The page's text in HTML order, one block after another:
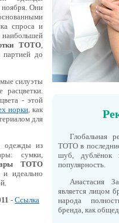
Они
спроса и
ТОТО,
до
силуэты
- этой
норки , как
для
одежды из
сумки,
ТОТО
и идеально
- Ссылка
Глобальная
ТОТО в
шуб, дублёнок
популярность.
Анастасия
является лицом
народа
бренда, как